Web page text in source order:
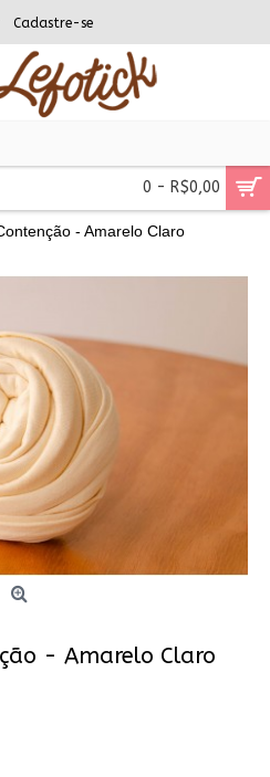
Cadastre-se
0 - R$0,00
- Amarelo Claro
- Amarelo Claro